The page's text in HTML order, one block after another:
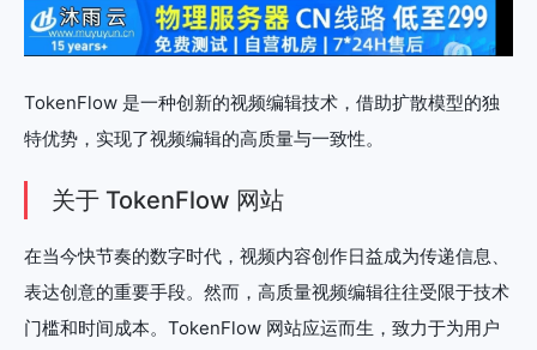
TokenFlow 是一种创新的视频编辑技术，借助扩散模型的独
特优势，实现了视频编辑的高质量与一致性。
关于 TokenFlow 网站
在当今快节奏的数字时代，视频内容创作日益成为传递信息、
表达创意的重要手段。然而，高质量视频编辑往往受限于技术
门槛和时间成本。TokenFlow 网站应运而生，致力于为用户